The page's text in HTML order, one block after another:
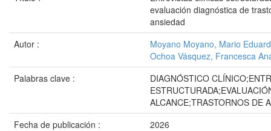
evaluación diagnóstica de
ansiedad
Autor :
Moyano Moyano, Mario
Ochoa Vásquez, Francesca
Palabras clave :
DIAGNÓSTICO
ALCANCE;TRASTORNOS DE
Fecha de publicación :
2026